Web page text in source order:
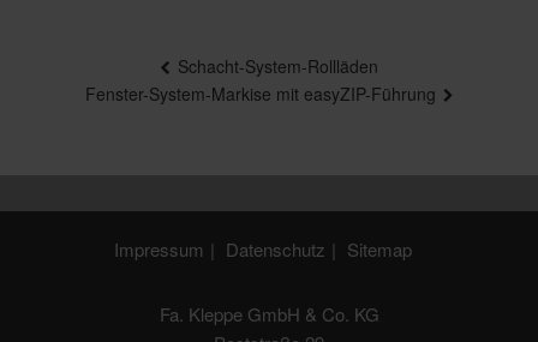
Schacht-System-Rollläden
Fenster-System-Markise mit easyZIP-Führung
Impressum Datenschutz Sitemap
Fa. Kleppe GmbH & Co. KG